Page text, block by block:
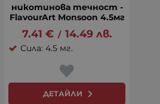
никотинова течност -
FlavourArt Monsoon 4.5мг
7.41 € / 14.49 лв.
Сила: 4.5 мг.
ДЕТАЙЛИ